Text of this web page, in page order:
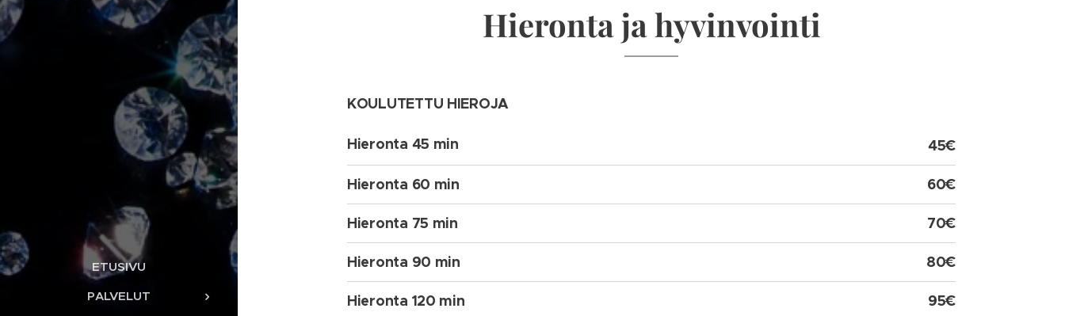
ETUSIVU
PALVELUT
Hieronta ja hyvinvointi
KOULUTETTU HIEROJA
Hieronta 45 min 45€
Hieronta 60 min 60€
Hieronta 75 min 70€
Hieronta 90 min 80€
Hieronta 120 min 95€